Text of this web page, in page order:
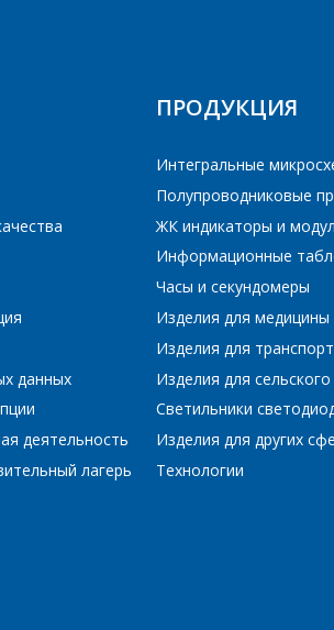
данных
деятельность
лагерь
ПРОДУКЦИЯ
Интегральные
Полупроводниковые
ЖК индикаторы и
Информационные
Часы и секундомеры
Изделия для медицины
Изделия для
Изделия для
Светильники
Изделия для других
Технологии